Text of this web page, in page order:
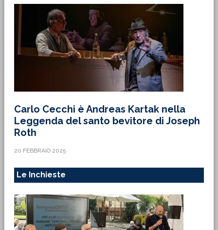
Carlo Cecchi è Andreas Kartak nella
Leggenda del santo bevitore di Joseph
Roth
20 FEBBRAIO 2025
Le Inchieste